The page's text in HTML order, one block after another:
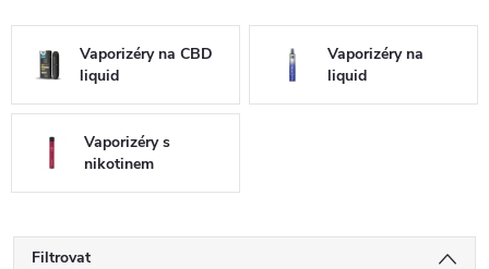
Vaporizéry na CBD
liquid
Vaporizéry na
liquid
Vaporizéry s
nikotinem
Filtrovat